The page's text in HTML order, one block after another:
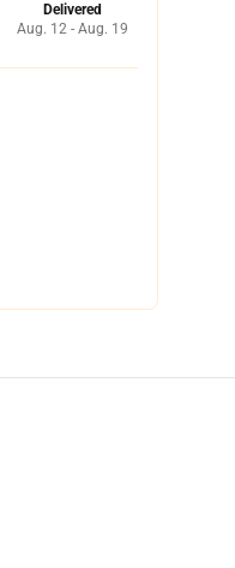
Delivered
Aug. 12 - Aug. 19